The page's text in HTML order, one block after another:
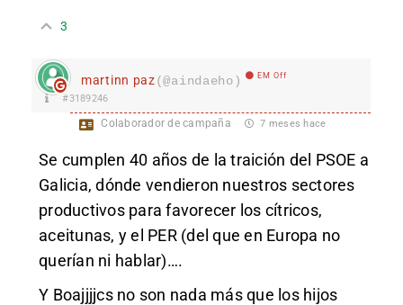
3
martinn paz(@aindaeho) EM Off
#3189246
Colaborador de campaña 7 meses hace
Se cumplen 40 años de la traición del PSOE a
Galicia, dónde vendieron nuestros sectores
productivos para favorecer los cítricos,
aceitunas, y el PER (del que en Europa no
querían ni hablar)….
Y Boajjjjcs no son nada más que los hijos